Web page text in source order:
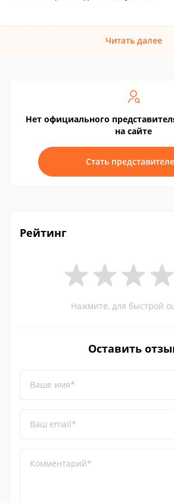
Читать далее
Нет официального
на сайте
Стать
Рейтинг
Нажмите, для быстрой
Оставить
Ваше имя*
Ваш email*
Комментарий*